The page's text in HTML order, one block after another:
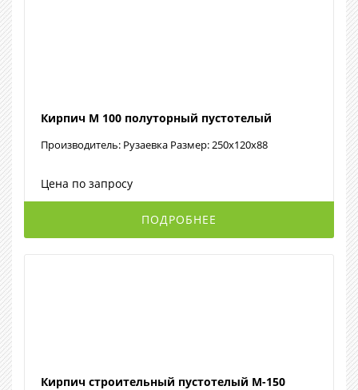
Кирпич М 100 полуторный пустотелый
Производитель: Рузаевка Размер: 250x120x88
Цена по запросу
ПОДРОБНЕЕ
Кирпич строительный пустотелый М-150